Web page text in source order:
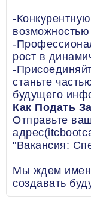
-
-
рост в
-
станьте
будущего
Как Подать
Отправьте
"Вакансия:
Мы ждем
создавать